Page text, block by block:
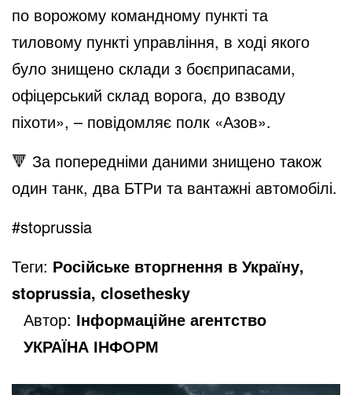
по ворожому командному пункті та
тиловому пункті управління, в ході якого
було знищено склади з боєприпасами,
офіцерський склад ворога, до взводу
піхоти», – повідомляє полк «Азов».
🔻 За попередніми даними знищено також
один танк, два БТРи та вантажні автомобілі.
#stoprussia
Теги: Російське вторгнення в Україну,
stoprussia, closethesky
Автор: Інформаційне агентство
УКРАЇНА ІНФОРМ